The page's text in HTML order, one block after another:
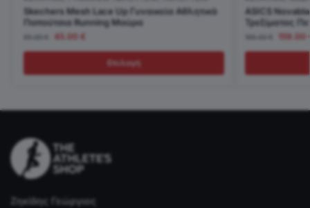
Skechers Mesh Lace Up Γυναικεία Αθλητικά
Παπούτσια Running Μαύρα
45.00 €
Επιλογή
ASICS
Τρεξίματος
159.00
Ζηκίδης Γεώργιος